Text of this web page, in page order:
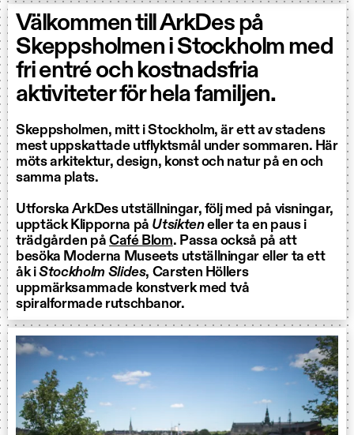
Välkommen till ArkDes på
Skeppsholmen i Stockholm med
fri entré och kostnadsfria
aktiviteter för hela familjen.
Skeppsholmen, mitt i Stockholm, är ett av stadens
mest uppskattade utflyktsmål under sommaren. Här
möts arkitektur, design, konst och natur på en och
samma plats.
Utforska ArkDes utställningar, följ med på visningar,
upptäck Klipporna på Utsikteneller ta en paus i
trädgården på Café Blom. Passa också på att
besöka Moderna Museets utställningar eller ta ett
åk iStockholm Slides, Carsten Höllers
uppmärksammade konstverk med två
spiralformade rutschbanor.